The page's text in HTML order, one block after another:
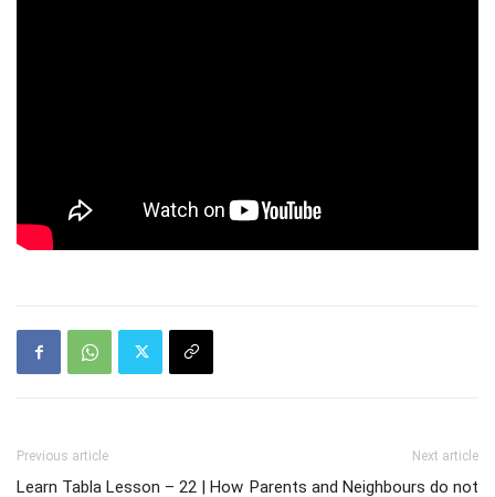
Previous article
Learn Tabla Lesson – 22 | How
Next article
Parents and Neighbours do not